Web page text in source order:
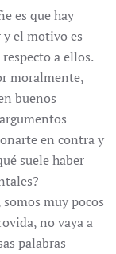
es que hay
y el motivo es
a ellos.
moralmente,
buenos
en contra y
suele haber
muy pocos
no vaya a
palabras